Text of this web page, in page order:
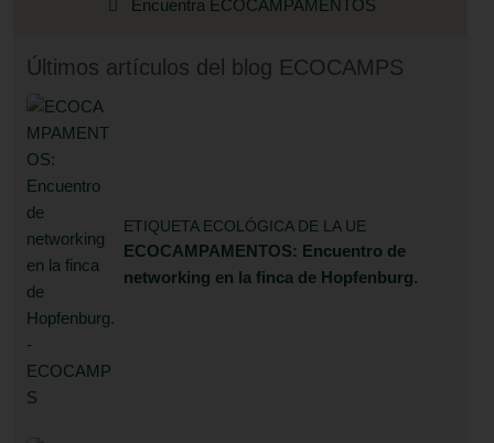
Encuentra ECOCAMPAMENTOS
Últimos artículos del blog ECOCAMPS
ETIQUETA ECOLÓGICA DE LA UE
ECOCAMPAMENTOS: Encuentro de
networking en la finca de Hopfenburg.